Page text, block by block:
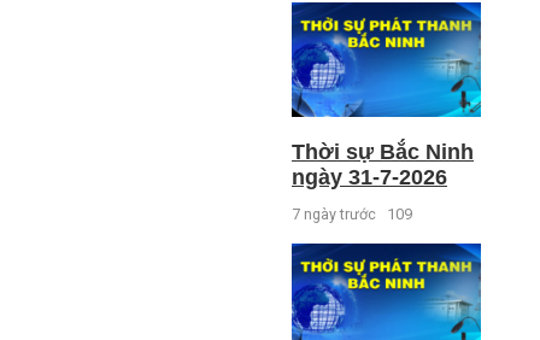
Thời sự Bắc Ninh
ngày 31-7-2026
7 ngày trước 109